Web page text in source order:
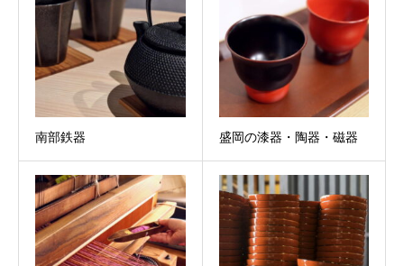
南部鉄器 盛岡の漆器・陶器・磁器